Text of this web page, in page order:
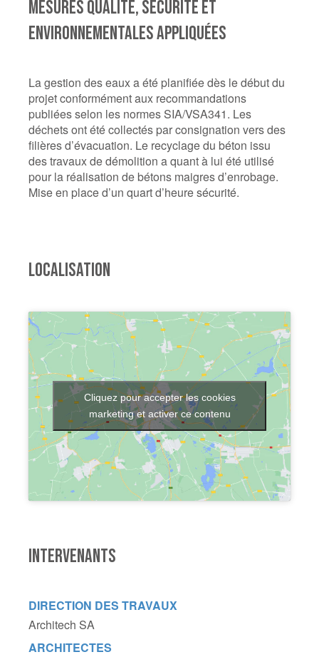
INTERVENANTS
DIRECTION DES TRAVAUX
Architech SA
ARCHITECTES
MESURES QUALITÉ, SÉCURITÉ ET
ENVIRONNEMENTALES APPLIQUÉES
La gestion des eaux a été planifiée dès le début du
projet conformément aux recommandations
publiées selon les normes SIA/VSA341. Les
déchets ont été collectés par consignation vers des
filières d’évacuation. Le recyclage du béton issu
des travaux de démolition a quant à lui été utilisé
pour la réalisation de bétons maigres d’enrobage.
Mise en place d’un quart d’heure sécurité.
LOCALISATION
Cliquez pour accepter les cookies
marketing et activer ce contenu